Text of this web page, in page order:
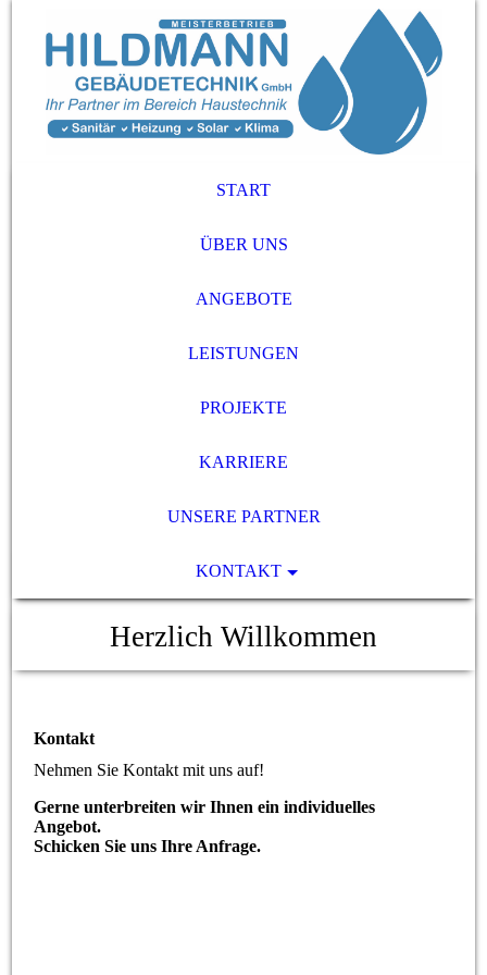
START
ÜBER UNS
ANGEBOTE
LEISTUNGEN
PROJEKTE
KARRIERE
UNSERE PARTNER
KONTAKT
Herzlich Willkommen
Kontakt
Nehmen Sie Kontakt mit uns auf!
Gerne unterbreiten wir Ihnen ein individuelles
Angebot.
Schicken Sie uns Ihre Anfrage.